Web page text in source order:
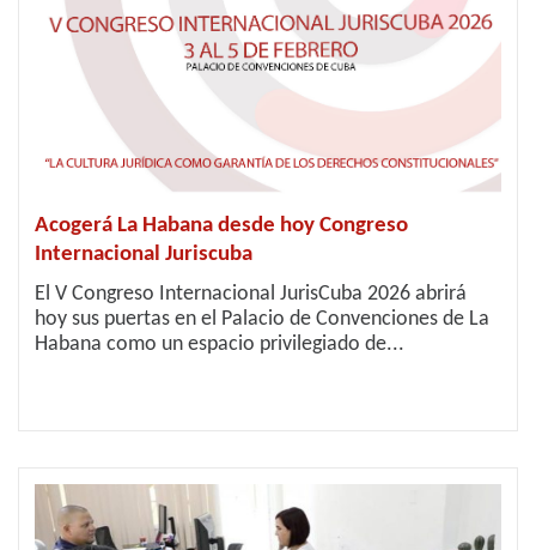
Acogerá La Habana desde hoy Congreso
Internacional Juriscuba
El V Congreso Internacional JurisCuba 2026 abrirá
hoy sus puertas en el Palacio de Convenciones de La
Habana como un espacio privilegiado de...